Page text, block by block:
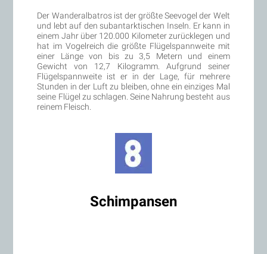
Der Wanderalbatros ist der größte Seevogel der Welt
und lebt auf den subantarktischen Inseln. Er kann in
einem Jahr über 120.000 Kilometer zurücklegen und
hat im Vogelreich die größte Flügelspannweite mit
einer Länge von bis zu 3,5 Metern und einem
Gewicht von 12,7 Kilogramm. Aufgrund seiner
Flügelspannweite ist er in der Lage, für mehrere
Stunden in der Luft zu bleiben, ohne ein einziges Mal
seine Flügel zu schlagen. Seine Nahrung besteht aus
reinem Fleisch.
Schimpansen